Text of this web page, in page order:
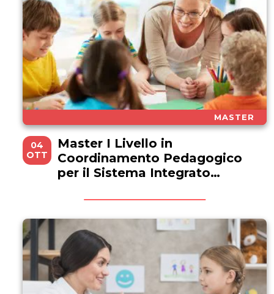
MASTER
04
OTT
Master I Livello in
Coordinamento Pedagogico
per il Sistema Integrato
anni